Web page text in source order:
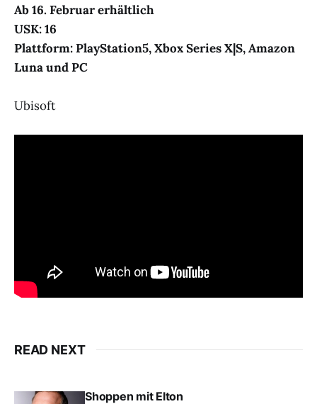
Ab 16. Februar erhältlich
USK: 16
Plattform: PlayStation5, Xbox Series X|S, Amazon
Luna und PC
Ubisoft
READ NEXT
Shoppen mit Elton